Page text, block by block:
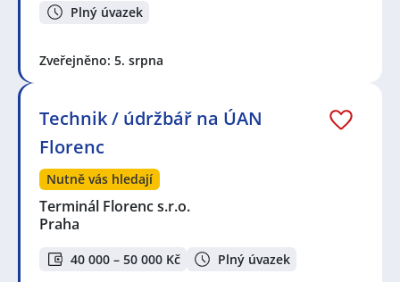
Plný úvazek
Zveřejněno: 5. srpna
Technik / údržbář na ÚAN
Florenc
Nutně vás hledají
Terminál Florenc s.r.o.
Praha
40 000 – 50 000 Kč Plný úvazek